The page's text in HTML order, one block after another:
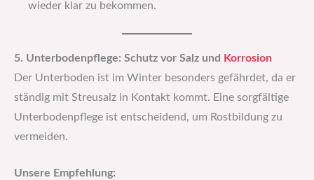
wieder klar zu bekommen.
5. Unterbodenpflege: Schutz vor Salz und
Korrosion
Der Unterboden ist im Winter besonders gefährdet, da er
ständig mit Streusalz in Kontakt kommt. Eine sorgfältige
Unterbodenpflege ist entscheidend, um Rostbildung zu
vermeiden.
Unsere Empfehlung: